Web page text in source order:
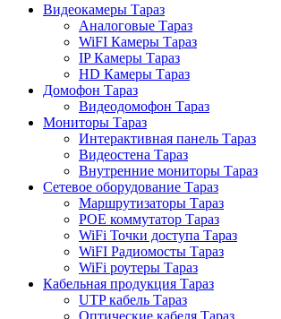
Видеокамеры Тараз
Аналоговые Тараз
WiFI Камеры Тараз
IP Камеры Тараз
HD Камеры Тараз
Домофон Тараз
Видеодомофон Тараз
Мониторы Тараз
Интерактивная панель Тараз
Видеостена Тараз
Внутренние мониторы Тараз
Сетевое оборудование Тараз
Маршрутизаторы Тараз
POE коммутатор Тараз
WiFi Точки доступа Тараз
WiFI Радиомосты Тараз
WiFi роутеры Тараз
Кабельная продукция Тараз
UTP кабель Тараз
Оптические кабеля Тараз